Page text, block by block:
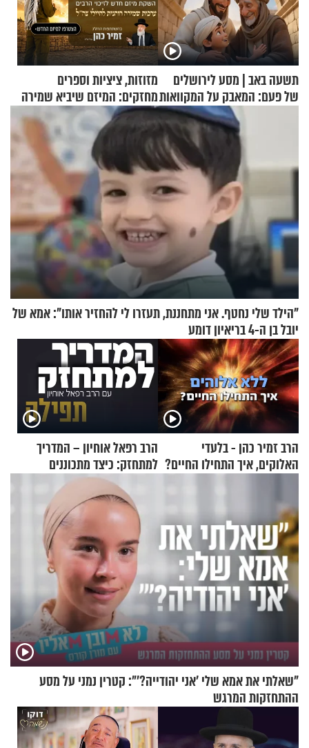
תשעה באב | מסע לירושלים
של פעם: המאבק על המקוואות
מזוזות, ציציות וספרים
מחזקים: המיזם שיביא שמירה
רוחנית לאלפי חיילי צה"ל
"הילד שלי נחטף. אני מתחננת, תעזרו לי להחזיר אותו": אמא של
יובל בן ה-4 בריאיון דומע
הרב זמיר כהן - בלעדי
האלוקים, איך התחילו החיים?
הרב רפאל אוחיון – המדריך
למתחזק: כיצד מתכוננים
לתפילה?
"שאלתי את אמא שלי 'אני יהודייה?'": קטרין נמני על מסע
ההתחזקות המרגש